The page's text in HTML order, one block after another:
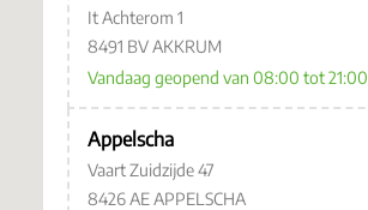
It Achterom 1
8491 BV AKKRUM
Vandaag geopend van 08:00 tot 21:00
Appelscha
Vaart Zuidzijde 47
8426 AE APPELSCHA